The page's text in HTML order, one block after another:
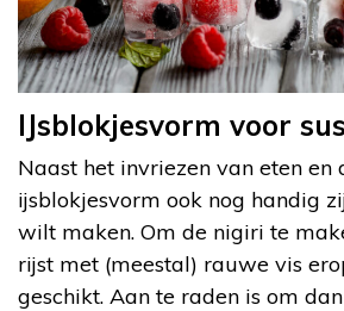
IJsblokjesvorm voor
Naast het invriezen van eten en
ijsblokjesvorm ook nog handig
wilt maken. Om de nigiri te
rijst met (meestal) rauwe vis
geschikt. Aan te raden is om